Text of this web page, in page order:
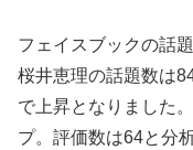
フェイスブックの話
桜井恵理の話題数は
で上昇となりました
プ。評価数は64と分